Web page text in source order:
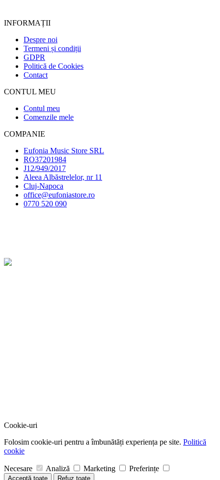
INFORMAȚII
Despre noi
Termeni și condiții
GDPR
Politică de Cookies
Contact
CONTUL MEU
Contul meu
Comenzile mele
COMPANIE
Eufonia Music Store SRL
RO37201984
J12/949/2017
Aleea Albăstrelelor, nr 11
Cluj-Napoca
office@eufoniastore.ro
0770 520 090
Cookie-uri
Folosim cookie-uri pentru a îmbunătăți experiența pe site. Politică
cookie
Necesare Analiză Marketing Preferințe
Acceptă toate
Refuz toate